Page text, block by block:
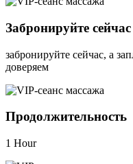
Забронируйте
забронируйте сейчас, а
доверяем
Продолжительность
1 Hour